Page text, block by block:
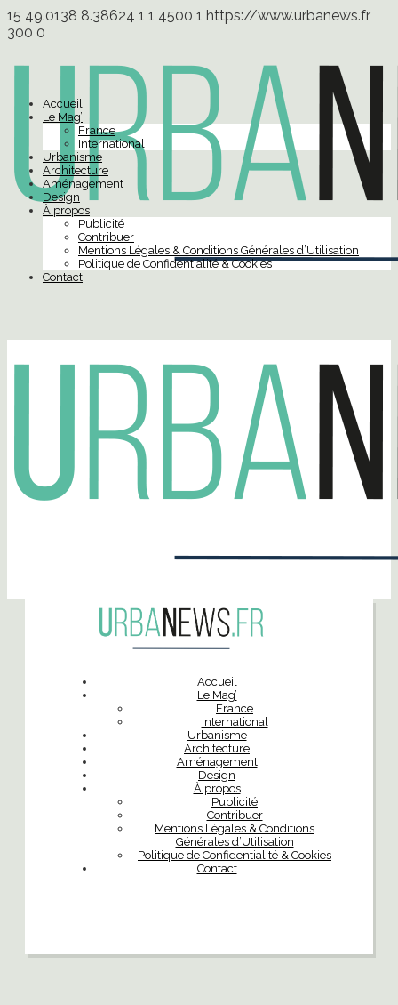
15 49.0138 8.38624 1 1 4500 1 https://www.urbanews.fr
300 0
Accueil
Le Mag’
France
International
Urbanisme
Architecture
Aménagement
Design
À propos
Publicité
Contribuer
Mentions Légales & Conditions Générales d’Utilisation
Politique de Confidentialité & Cookies
Contact
Accueil
Le Mag’
France
International
Urbanisme
Architecture
Aménagement
Design
À propos
Publicité
Contribuer
Mentions Légales & Conditions
Générales d’Utilisation
Politique de Confidentialité & Cookies
Contact